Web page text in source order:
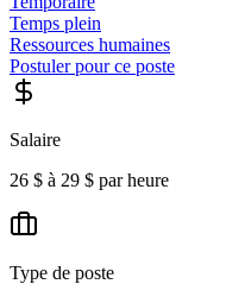
Temps plein
Ressources humaines
Postuler pour ce poste
Salaire
26 $ à 29 $ par heure
Type de poste